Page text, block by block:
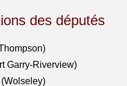
des députés
Garry-Riverview)